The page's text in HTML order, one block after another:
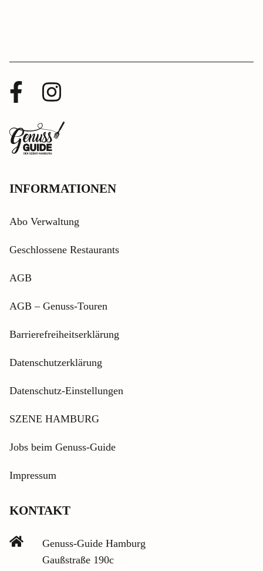
Facebook
Profil
Instagram
Zurück
zur
INFORMATIONEN
Abo Verwaltung
Geschlossene Restaurants
AGB
AGB – Genuss-Touren
Barrierefreiheitserklärung
Datenschutzerklärung
Datenschutz-Einstellungen
SZENE HAMBURG
Jobs beim Genuss-Guide
Impressum
KONTAKT
Genuss-Guide Hamburg
Gaußstraße 190c